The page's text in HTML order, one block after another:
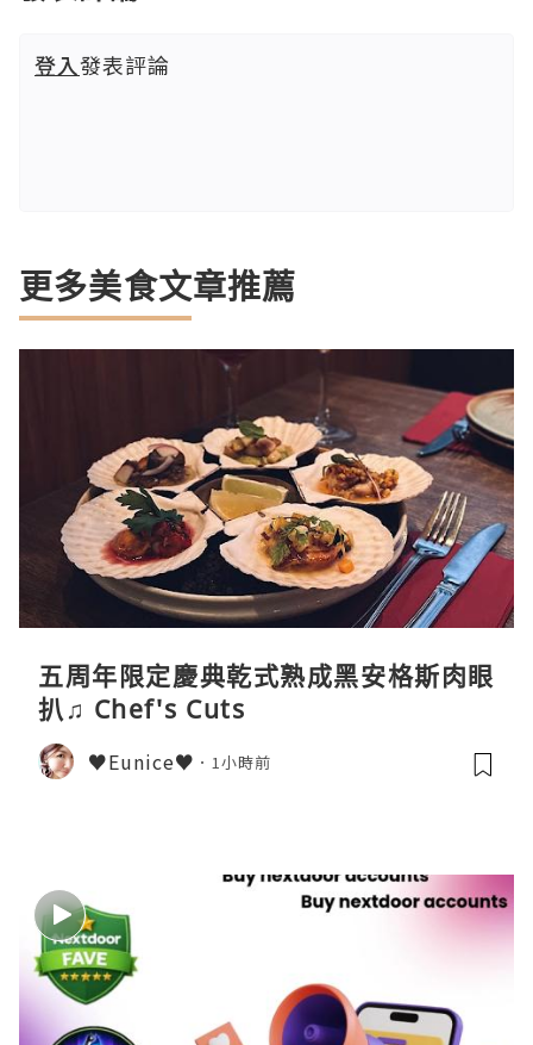
登入發表評論
更多美食文章推薦
五周年限定慶典乾式熟成黑安格斯肉眼
扒♫ Chef's Cuts
♥Eunice♥ 1小時前